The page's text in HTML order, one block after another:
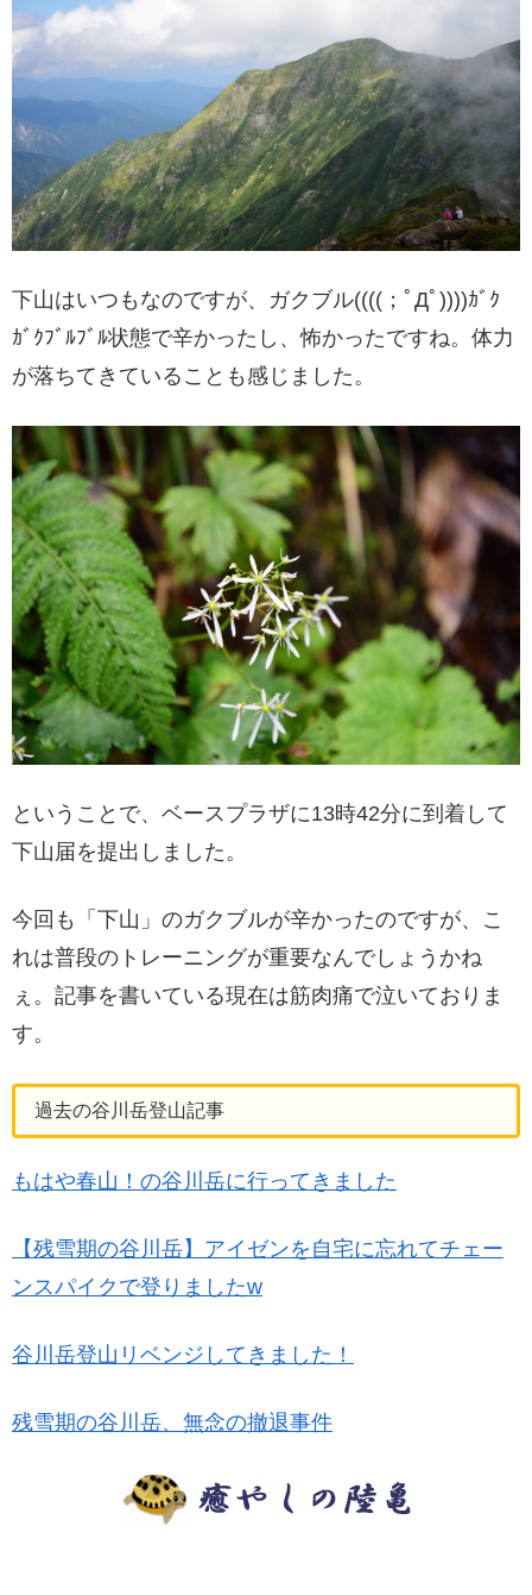
下山はいつもなのですが、ガクブル((((；ﾟДﾟ))))ｶﾞｸ
ｶﾞｸﾌﾞﾙﾌﾞﾙ状態で辛かったし、怖かったですね。体力
が落ちてきていることも感じました。
ということで、ベースプラザに13時42分に到着して
下山届を提出しました。
今回も「下山」のガクブルが辛かったのですが、こ
れは普段のトレーニングが重要なんでしょうかね
ぇ。記事を書いている現在は筋肉痛で泣いておりま
す。
過去の谷川岳登山記事
もはや春山！の谷川岳に行ってきました
【残雪期の谷川岳】アイゼンを自宅に忘れてチェー
ンスパイクで登りましたw
谷川岳登山リベンジしてきました！
残雪期の谷川岳、無念の撤退事件